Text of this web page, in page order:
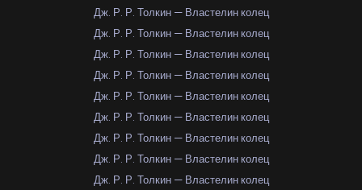
Дж. Р. Р. Толкин — Властелин колец
Дж. Р. Р. Толкин — Властелин колец
Дж. Р. Р. Толкин — Властелин колец
Дж. Р. Р. Толкин — Властелин колец
Дж. Р. Р. Толкин — Властелин колец
Дж. Р. Р. Толкин — Властелин колец
Дж. Р. Р. Толкин — Властелин колец
Дж. Р. Р. Толкин — Властелин колец
Дж. Р. Р. Толкин — Властелин колец